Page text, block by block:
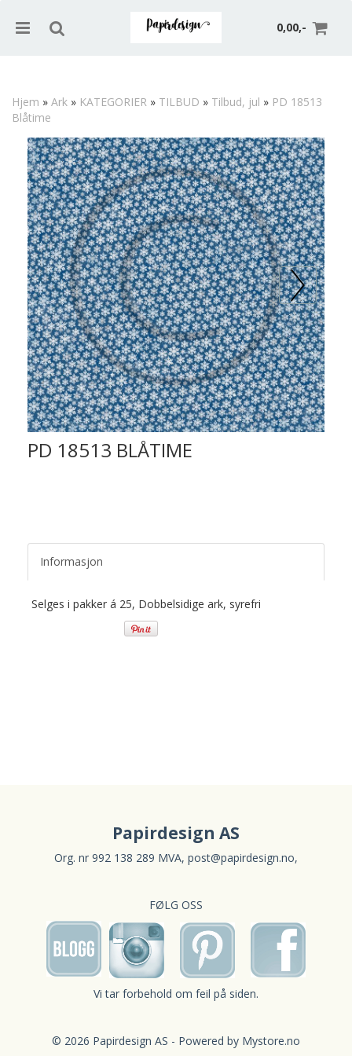
0,00,-
Hjem » Ark » KATEGORIER » TILBUD » Tilbud, jul » PD 18513
Blåtime
Prev
PD 18513 BLÅTIME
Informasjon
Selges i pakker á 25, Dobbelsidige ark, syrefri
Papirdesign AS
Org. nr 992 138 289 MVA, post@papirdesign.no,
FØLG OSS
Vi tar forbehold om feil på siden.
© 2026 Papirdesign AS - Powered by Mystore.no
Trykk ENTER for å søke